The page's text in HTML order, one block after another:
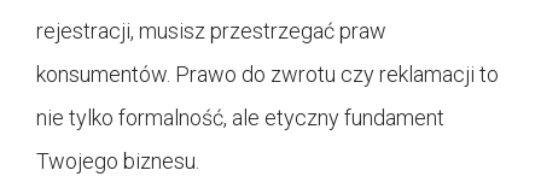
rejestracji, musisz przestrzegać praw
konsumentów. Prawo do zwrotu czy reklamacji to
nie tylko formalność, ale etyczny fundament
Twojego biznesu.